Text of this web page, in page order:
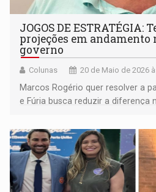
JOGOS DE ESTRATÉGIA:
projeções em andamento
governo
Colunas 20 de Maio de 2026
Marcos Rogério quer resolver a
e Fúria busca reduzir a diferença